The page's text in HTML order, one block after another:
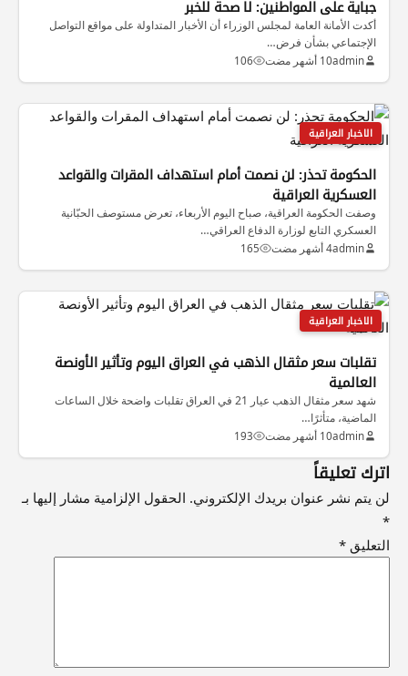
جباية على المواطنين: لا صحة للخبر
أكدت الأمانة العامة لمجلس الوزراء أن الأخبار المتداولة على مواقع التواصل
الإجتماعي بشأن فرض…
admin10 أشهر مضت 106
الاخبار العراقية
الحكومة تحذر: لن نصمت أمام استهداف المقرات والقواعد
العسكرية العراقية
وصفت الحكومة العراقية، صباح اليوم الأربعاء، تعرض مستوصف الحبّانية
العسكري التابع لوزارة الدفاع العراقي…
admin4 أشهر مضت 165
الاخبار العراقية
تقلبات سعر مثقال الذهب في العراق اليوم وتأثير الأونصة
العالمية
شهد سعر مثقال الذهب عيار 21 في العراق تقلبات واضحة خلال الساعات
الماضية، متأثرًا…
admin10 أشهر مضت 193
اترك تعليقاً
لن يتم نشر عنوان بريدك الإلكتروني. الحقول الإلزامية مشار إليها بـ
*
التعليق *